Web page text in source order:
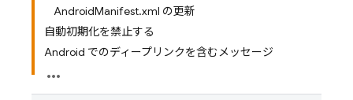
AndroidManifest.xml の更新
自動初期化を禁止する
Android でのディープリンクを含むメッセージ